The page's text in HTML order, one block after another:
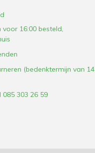
16:00 besteld,
(bedenktermijn van 14
085 303 26 59